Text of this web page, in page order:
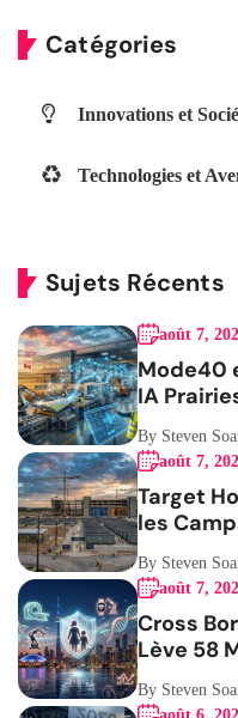
Catégories
Innovations et
Technologies et
Sujets Récents
août 7,
Mode40
IA
By Steven
août 7,
Target
les
By Steven
août 7,
Cross
Lève 58
Femmes
By Steven